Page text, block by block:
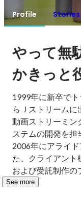
Profile Stories
やって無
かきっと
1999年に新卒で
らＪストリームに
動画ストリーミン
ステムの開発を担
2006年にアライ
た、クライアント
および受託制作の
See more